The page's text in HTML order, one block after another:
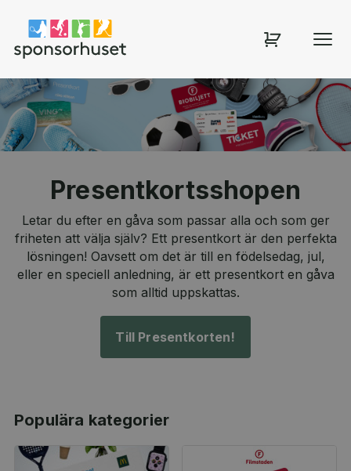
Sponsorhuset shop
Presentkortsshopen
Letar du efter en gåva som passar alla och som ger
friheten att välja själv? Ett presentkort är den perfekta
lösningen! Oavsett om det är till en födelsedag, jul,
eller en speciell anledning, är ett presentkort en gåva
som alltid uppskattas.
Till Presentkorten!
Populära kategorier